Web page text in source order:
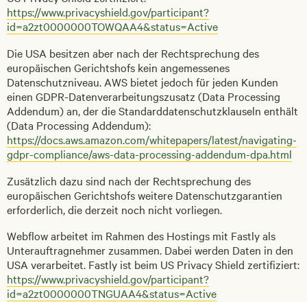
https://www.privacyshield.gov/participant?
id=a2zt0000000TOWQAA4&status=Active
Die USA besitzen aber nach der Rechtsprechung des
europäischen Gerichtshofs kein angemessenes
Datenschutzniveau. AWS bietet jedoch für jeden Kunden
einen GDPR-Datenverarbeitungszusatz (Data Processing
Addendum) an, der die Standarddatenschutzklauseln enthält
(Data Processing Addendum):
https://docs.aws.amazon.com/whitepapers/latest/navigating-
gdpr-compliance/aws-data-processing-addendum-dpa.html
Zusätzlich dazu sind nach der Rechtsprechung des
europäischen Gerichtshofs weitere Datenschutzgarantien
erforderlich, die derzeit noch nicht vorliegen.
Webflow arbeitet im Rahmen des Hostings mit Fastly als
Unterauftragnehmer zusammen. Dabei werden Daten in den
USA verarbeitet. Fastly ist beim US Privacy Shield zertifiziert:
https://www.privacyshield.gov/participant?
id=a2zt0000000TNGUAA4&status=Active